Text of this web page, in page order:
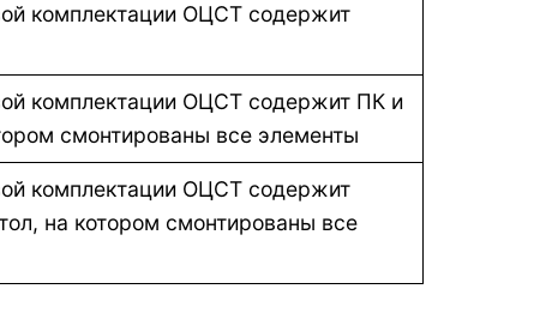
комплектации ОЦСТ содержит
комплектации ОЦСТ содержит ПК и
смонтированы все элементы
комплектации ОЦСТ содержит
на котором смонтированы все